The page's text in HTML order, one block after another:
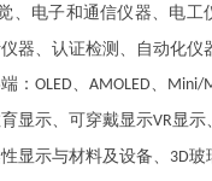
、电子和通信仪器、电工
器、认证检测、自动化仪
： OLED、 AMOLED、 Mini/
显示、可穿戴显示VR显示
显示与材料及设备、 3D玻